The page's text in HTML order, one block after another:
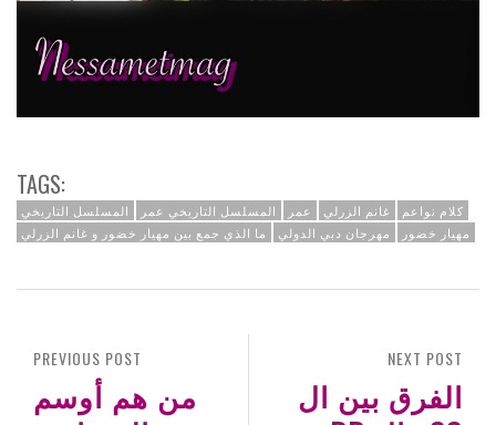
TAGS:
المسلسل التاريخي المسلسل التاريخي عمر عمر غانم الزرلي
كلام نواعم
ما الذي جمع بين مهيار خضور و غانم الزرلي
مهرجان دبي الدولي مهيار خضور
NEXT POST
الفرق بين ال
PREVIOUS POST
من هم أوسم